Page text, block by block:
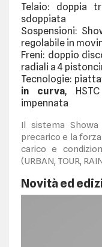
Telaio: doppia
sdoppiata
Sospensioni:
regolabile in
Freni: doppio
radiali a 4
Tecnologie:
in curva,
impennata
Il sistema Showa
precarico e la
carico e
(URBAN, TOUR,
Novità ed